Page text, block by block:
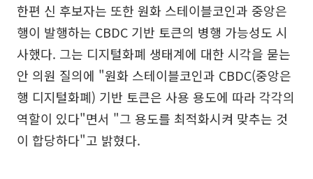
한편 신 후보자는 또한 원화 스테이블코인과 중앙은
행이 발행하는 CBDC 기반 토큰의 병행 가능성도 시
사했다. 그는 디지털화폐 생태계에 대한 시각을 묻는
안 의원 질의에 "원화 스테이블코인과 CBDC(중앙은
행 디지털화폐) 기반 토큰은 사용 용도에 따라 각각의
역할이 있다"면서 "그 용도를 최적화시켜 맞추는 것
이 합당하다"고 밝혔다.